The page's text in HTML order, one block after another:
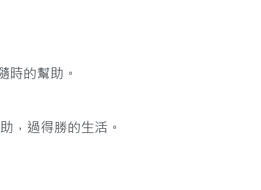
時的幫助。
助，過得勝的生活。